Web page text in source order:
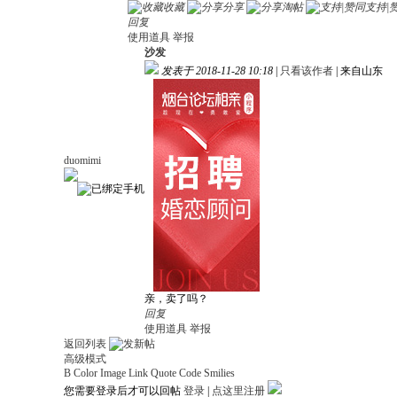
收藏
分享 淘帖 支持|
回复
使用道具 举报
duomimi
沙发
发表于 2018-11-28 10:18
只看该作者 来自山东
亲，卖了吗？
回复
使用道具 举报
返回列表
高级模式
B Color Image Link Quote Code Smilies
您需要登录后才可以回帖 登录 点这里注册